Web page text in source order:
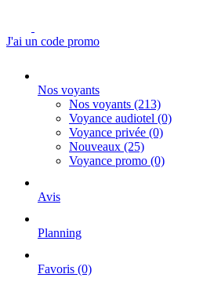
J'ai un code promo
Nos voyants
Nos voyants (213)
Voyance audiotel (0)
Voyance privée (0)
Nouveaux (25)
Voyance promo (0)
Avis
Planning
Favoris (0)